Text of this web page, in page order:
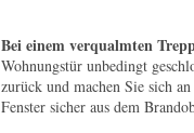
Bei einem verqualmten
Wohnungstür unbedingt
zurück und machen Sie sich
Fenster sicher aus dem